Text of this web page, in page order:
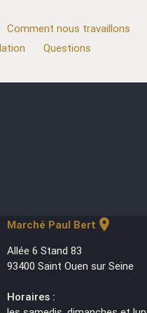
Comment nous travaillons
Questions
Marché Paul Bert location_on
Allée 6 Stand 83
93400 Saint Ouen sur Seine
Horaires :